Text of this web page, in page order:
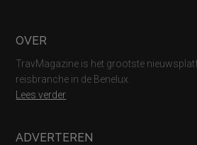
Footer
OVER
TravMagazine is het grootste
reisbranche in de Benelux.
Lees verder
ADVERTEREN